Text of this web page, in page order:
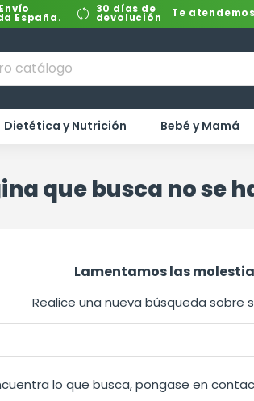
España.
30 días de
devolución Te
Dietética y Nutrición Bebé y Mamá
que busca no se
Lamentamos las
Realice una nueva búsqueda sobre
lo que busca, pongase en